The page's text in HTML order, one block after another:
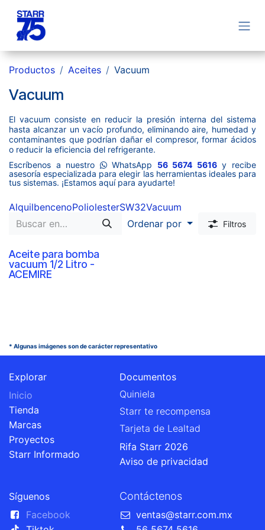
Productos Aceites Vacuum
Vacuum
El vacuum consiste en reducir la presión interna del sistema
hasta alcanzar un vacío profundo, eliminando aire, humedad y
contaminantes que podrían dañar el compresor, formar ácidos
o reducir la eficiencia del refrigerante.
Escríbenos a nuestro
​WhatsApp 56 5674 5616y recibe
asesoría especializada para elegir las herramientas ideales para
tus sistemas. ¡Estamos aquí para ayudarte!
AlquilbencenoPoliolesterSW32Vacuum
Ordenar por
Filtros
Aceite para bomba
vacuum 1/2 Litro -
ACEMIRE
* Algunas imágenes son de carácter representativo
Explorar
Inicio
Tienda
Marcas
Proyectos
Starr Informado
Documentos
Quiniela
Starr te recompensa
Tarjeta de Lealtad
Rifa Starr 2026
Aviso de privacidad
Síguenos
Facebook
Contáctenos
ventas@starr.com.mx